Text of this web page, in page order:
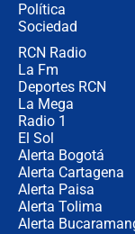
Política
Sociedad
RCN Radio
La Fm
Deportes RCN
La Mega
Radio 1
El Sol
Alerta Bogotá
Alerta Cartagena
Alerta Paisa
Alerta Tolima
Alerta